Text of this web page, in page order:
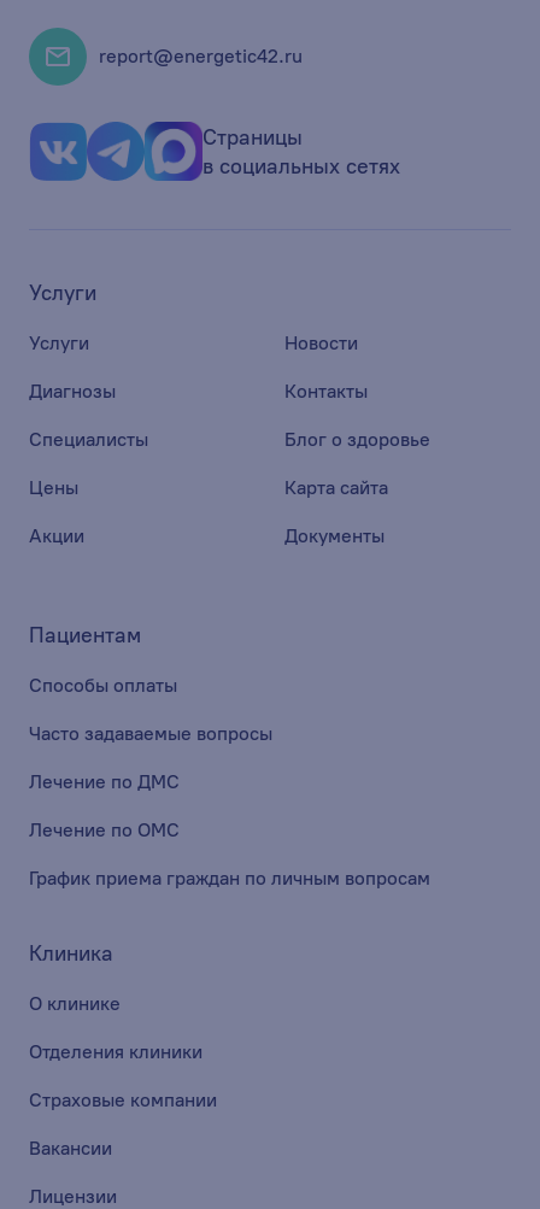
report@energetic42.ru
Страницы
в социальных сетях
Услуги
Услуги
Диагнозы
Специалисты
Цены
Акции
Новости
Контакты
Блог о здоровье
Карта сайта
Документы
Пациентам
Способы оплаты
Часто задаваемые вопросы
Лечение по ДМС
Лечение по ОМС
График приема граждан по личным вопросам
Клиника
О клинике
Отделения клиники
Страховые компании
Вакансии
Лицензии